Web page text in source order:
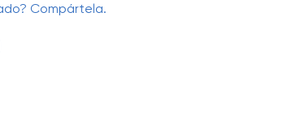
Compártela.